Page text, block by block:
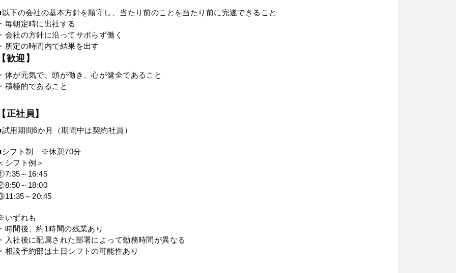
以下の会社の基本方針を順守し、当たり前のことを当たり前に完遂できること
毎朝定時に出社する
会社の方針に沿ってサボらず働く
所定の時間内で結果を出す
歓迎】
体が元気で、頭が働き、心が健全であること
積極的であること
正社員】
試用期間6か月（期間中は契約社員）
シフト制 ※休憩70分
シフト例＞
～16:45
～18:00
～20:45
いずれも
時間後、約1時間の残業あり
入社後に配属された部署によって勤務時間が異なる
相談予約部は土日シフトの可能性あり